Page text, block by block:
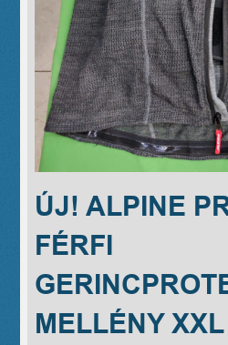
ÚJ! ALPINE
FÉRFI
MELLÉNY XXL